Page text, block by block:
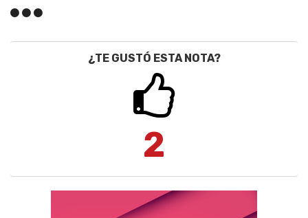
¿TE GUSTÓ ESTA NOTA?
2